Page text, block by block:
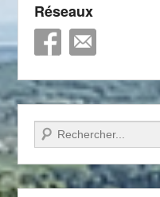
Réseaux
Recherche